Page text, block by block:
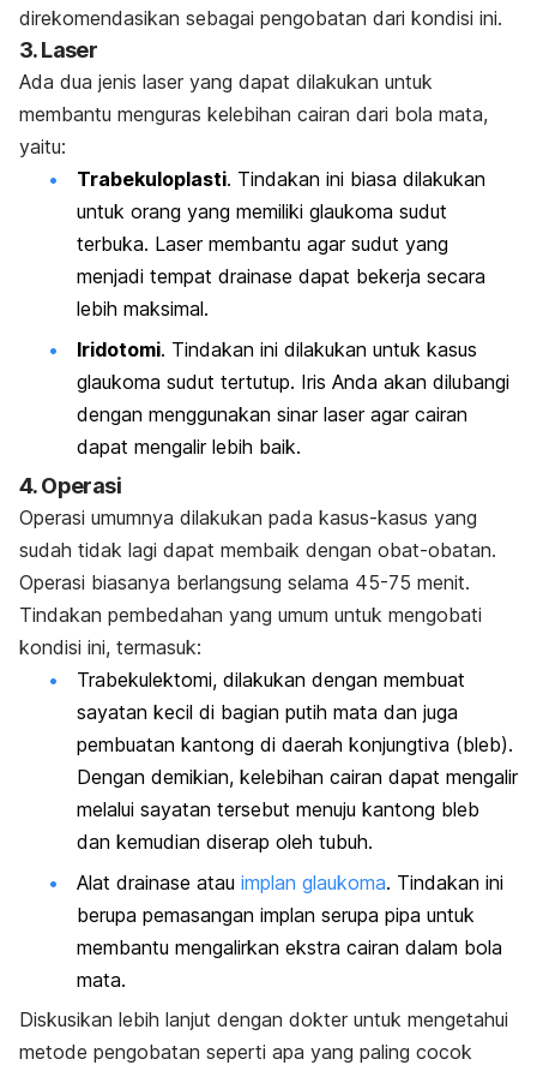
direkomendasikan sebagai pengobatan dari kondisi ini.
3. Laser
Ada dua jenis laser yang dapat dilakukan untuk
membantu menguras kelebihan cairan dari bola mata,
yaitu:
Trabekuloplasti. Tindakan ini biasa dilakukan
untuk orang yang memiliki glaukoma sudut
terbuka. Laser membantu agar sudut yang
menjadi tempat drainase dapat bekerja secara
lebih maksimal.
Iridotomi. Tindakan ini dilakukan untuk kasus
glaukoma sudut tertutup. Iris Anda akan dilubangi
dengan menggunakan sinar laser agar cairan
dapat mengalir lebih baik.
4. Operasi
Operasi umumnya dilakukan pada kasus-kasus yang
sudah tidak lagi dapat membaik dengan obat-obatan.
Operasi biasanya berlangsung selama 45-75 menit.
Tindakan pembedahan yang umum untuk mengobati
kondisi ini, termasuk:
Trabekulektomi, dilakukan dengan membuat
sayatan kecil di bagian putih mata dan juga
pembuatan kantong di daerah konjungtiva (bleb).
Dengan demikian, kelebihan cairan dapat mengalir
melalui sayatan tersebut menuju kantong bleb
dan kemudian diserap oleh tubuh.
Alat drainase atau implan glaukoma. Tindakan ini
berupa pemasangan implan serupa pipa untuk
membantu mengalirkan ekstra cairan dalam bola
mata.
Diskusikan lebih lanjut dengan dokter untuk mengetahui
metode pengobatan seperti apa yang paling cocok